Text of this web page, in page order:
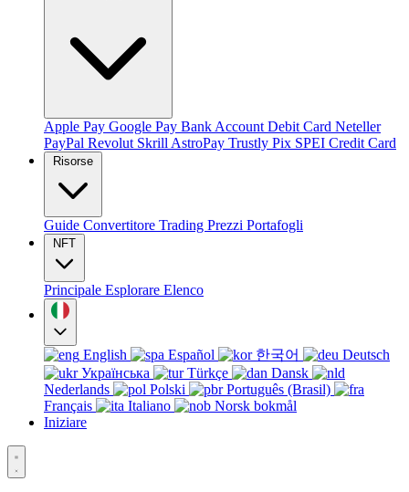
Apple Pay Google Pay Bank Account Debit Card Neteller
PayPal Revolut Skrill AstroPay Trustly Pix SPEI Credit Card
Risorse
Guide Convertitore Trading Prezzi Portafogli
NFT
Principale Esplorare Elenco
English Español 한국어
Deutsch
Українська
Türkçe
Dansk
Nederlands
Polski
Português (Brasil)
Français
Italiano
Norsk bokmål
Iniziare